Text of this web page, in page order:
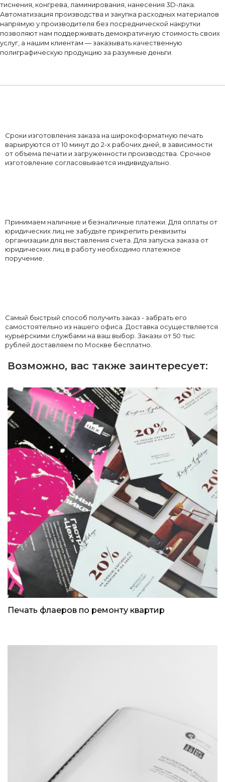
тиснения, конгрева, ламинирования, нанесения 3D-лака.
Автоматизация производства и закупка расходных материалов
напрямую у производителя без посреднической накрутки
позволяют нам поддерживать демократичную стоимость своих
услуг, а нашим клиентам — заказывать качественную
полиграфическую продукцию за разумные деньги.
Сроки изготовления заказа на широкоформатную печать
варьируются от 10 минут до 2-х рабочих дней, в зависимости
от объема печати и загруженности производства. Срочное
изготовление согласовывается индивидуально.
Принимаем наличные и безналичные платежи. Для оплаты от
юридических лиц не забудьте прикрепить реквизиты
организации для выставления счета. Для запуска заказа от
юридических лиц в работу необходимо платежное
поручение.
Самый быстрый способ получить заказ - забрать его
самостоятельно из нашего офиса. Доставка осуществляется
курьерскими службами на ваш выбор. Заказы от 50 тыс.
рублей доставляем по Москве бесплатно.
Возможно, вас также заинтересует:
Печать флаеров по ремонту квартир